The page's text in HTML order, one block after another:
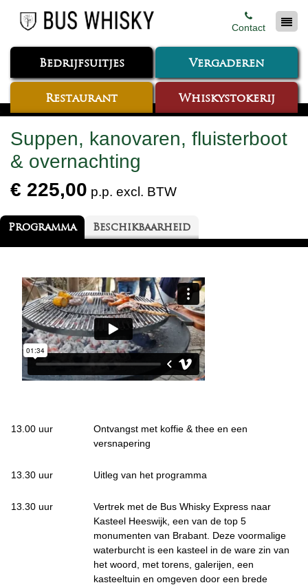
Contact
Bedrijfsuitjes Vergaderen
Restaurant Whiskystokerij
Suppen, kanovaren, fluisterboot
& overnachting
€ 225,00 p.p. excl. BTW
Programma Beschikbaarheid
13.00 uur
Ontvangst met koffie & thee en een
versnapering
13.30 uur Uitleg van het programma
13.30 uur
Vertrek met de Bus Whisky Express naar
Kasteel Heeswijk, een van de top 5
monumenten van Brabant. Deze voormalige
waterburcht is een kasteel in de ware zin van
het woord, met torens, galerijen, een
kasteeltuin en omgeven door een brede